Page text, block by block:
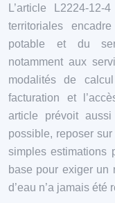
L’article L2224-
territoriales
potable et du
notamment aux
modalités de
facturation et
article prévoit
possible, reposer sur
simples estimations
base pour exiger un
d’eau n’a jamais